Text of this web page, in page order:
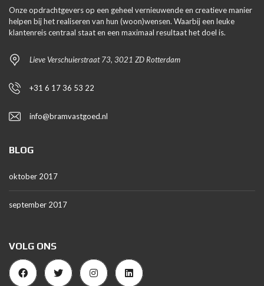
Onze opdrachtgevers op een geheel vernieuwende en creatieve manier
helpen bij het realiseren van hun (woon)wensen. Waarbij een leuke
klantenreis centraal staat en een maximaal resultaat het doel is.
Lieve Verschuierstraat 73, 3021 ZD Rotterdam
+31 6 17 36 53 22
info@bramvastgoed.nl
BLOG
oktober 2017
september 2017
VOLG ONS